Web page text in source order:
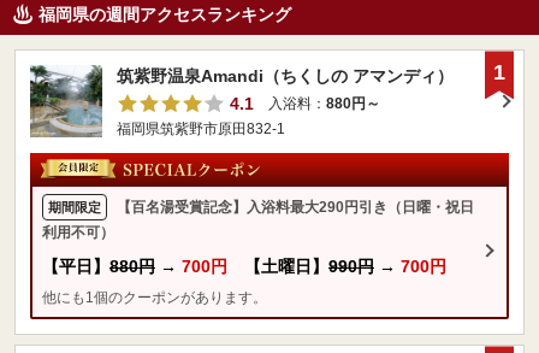
福岡県の週間アクセスランキング
筑紫野温泉Amandi（ちくしの アマンディ）
4.1
入浴料： 880円～
福岡県筑紫野市原田832-1
期間限定
【百名湯受賞記念】入浴料最大290円引き（日曜・祝日
利用不可）
【平日】 880円 → 700円 【土曜日】 990円 → 700円
他にも1個のクーポンがあります。
1